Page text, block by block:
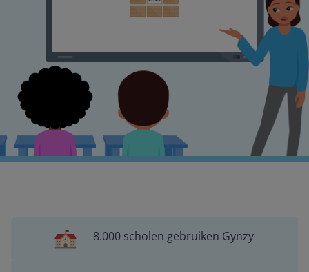
8.000 scholen gebruiken Gynzy